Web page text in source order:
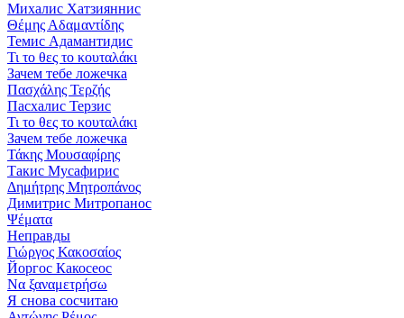
Михалис Хатзияннис
Θέμης Αδαμαντίδης
Темис Адамантидис
Τι το θες το κουταλάκι
Зачем тебе ложечка
Πασχάλης Τερζής
Пасхалис Терзис
Τι το θες το κουταλάκι
Зачем тебе ложечка
Τάκης Μουσαφίρης
Такис Мусафирис
Δημήτρης Μητροπάνος
Димитрис Митропанос
Ψέματα
Неправды
Γιώργος Κακοσαίος
Йоргос Какосеос
Να ξαναμετρήσω
Я снова сосчитаю